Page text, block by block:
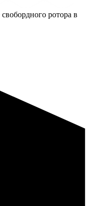
ротора в